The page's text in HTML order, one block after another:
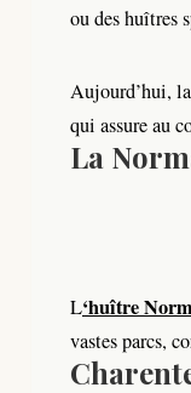
ou des huîtres
Aujourd’hui,
qui assure au
La
L‘huître
vastes parcs,